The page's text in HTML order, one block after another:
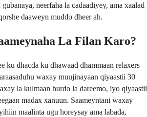
neerfaha la cadaadiyey, ama xaalad
daaweyn muddo dheer ah.
La Filan Karo?
ku dhacda ku dhawaad ​​dhammaan relaxers
waxay muujinayaan qiyaastii 30
la kulmaan hurdo la dareemo, iyo qiyaastii
madax xanuun. Saameyntani waxay
maalinta ugu horeysay ama labada,